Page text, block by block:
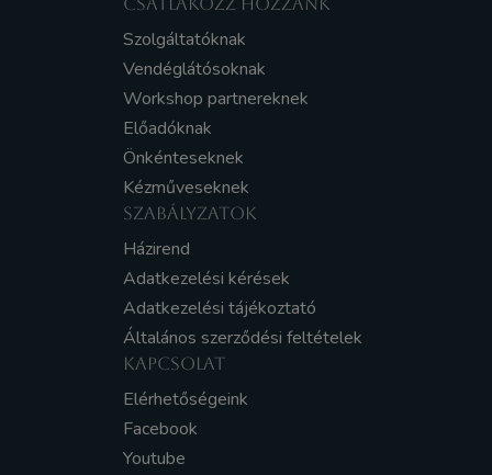
Szolgáltatóknak
Vendéglátósoknak
Workshop partnereknek
Előadóknak
Önkénteseknek
Kézműveseknek
SZABÁLYZATOK
Házirend
Adatkezelési kérések
Adatkezelési tájékoztató
Általános szerződési feltételek
KAPCSOLAT
Elérhetőségeink
Facebook
Youtube